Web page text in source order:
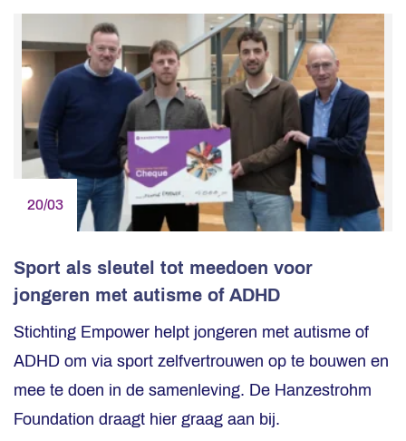
20/03
Sport als sleutel tot meedoen voor
jongeren met autisme of ADHD
Stichting Empower helpt jongeren met autisme of
ADHD om via sport zelfvertrouwen op te bouwen en
mee te doen in de samenleving. De Hanzestrohm
Foundation draagt hier graag aan bij.